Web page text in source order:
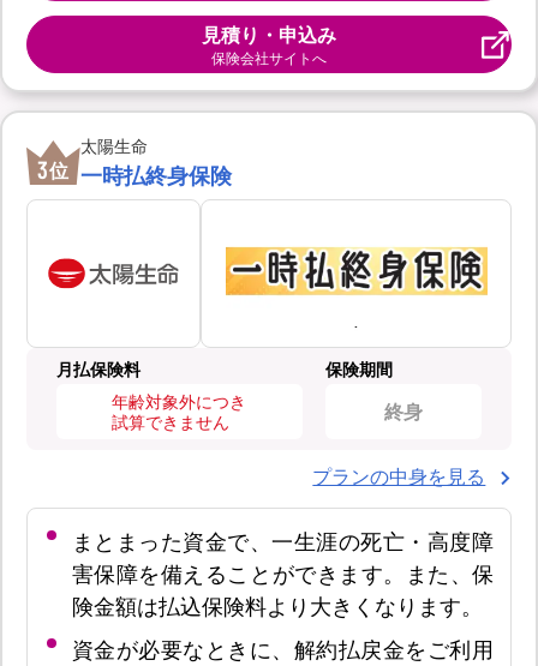
見積り・申込み
保険会社サイトへ
3位
太陽生命
一時払終身保険
月払保険料
年齢対象外につき
試算できません
保険期間
終身
プランの中身を見る
まとまった資金で、一生涯の死亡・高度障
害保障を備えることができます。また、保
険金額は払込保険料より大きくなります。
資金が必要なときに、解約払戻金をご利用